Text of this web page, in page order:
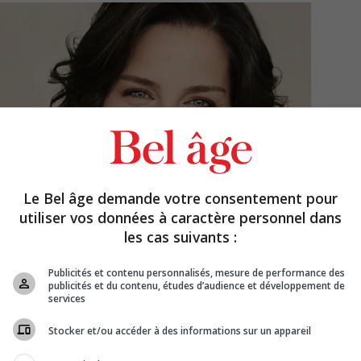
Le Bel âge demande votre consentement pour
utiliser vos données à caractère personnel dans
les cas suivants :
Publicités et contenu personnalisés, mesure de performance des
publicités et du contenu, études d’audience et développement de
services
Stocker et/ou accéder à des informations sur un appareil